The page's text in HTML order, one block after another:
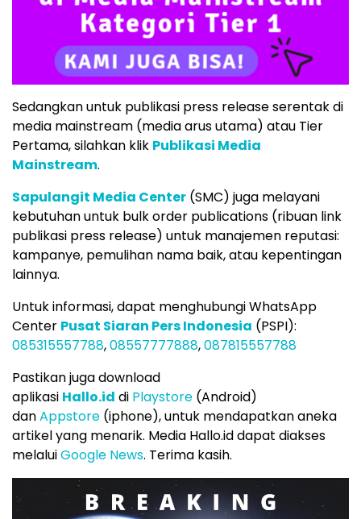
Sedangkan untuk publikasi press release serentak di
media mainstream (media arus utama) atau Tier
Pertama, silahkan klik Publikasi Media
Mainstream.
Sapulangit Media Center (SMC) juga melayani
kebutuhan untuk bulk order publications (ribuan link
publikasi press release) untuk manajemen reputasi:
kampanye, pemulihan nama baik, atau kepentingan
lainnya.
Untuk informasi, dapat menghubungi WhatsApp
Center Pusat Siaran Pers Indonesia (PSPI):
085315557788,08557777888,087815557788
Pastikan juga download
aplikasi Hallo.id di Playstore (Android)
danAppstore (iphone), untuk mendapatkan aneka
artikel yang menarik. Media Hallo.id dapat diakses
melaluiGoogle News. Terima kasih.